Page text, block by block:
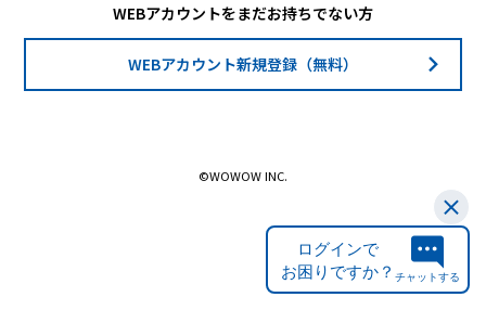
WEBアカウントをまだお持ちでない方
WEBアカウント新規登録（無料）
©WOWOW INC.
ログインで
お困りですか？ チャットする